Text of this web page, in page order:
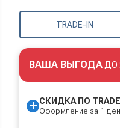
TRADE-IN
ВАША ВЫГОДА ДО
СКИДКА ПО
Оформление за 1